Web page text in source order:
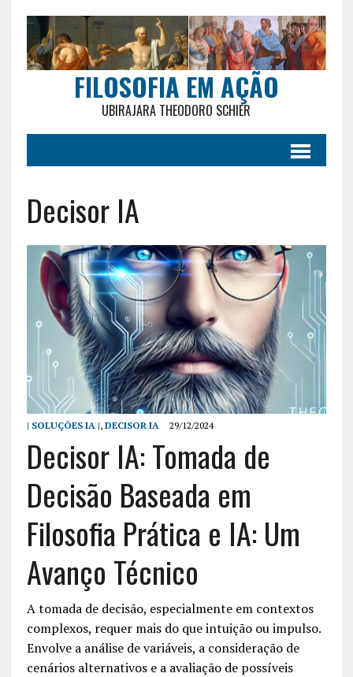
FILOSOFIA EM AÇÃO
UBIRAJARA THEODORO SCHIER
Decisor IA
| SOLUÇÕES IA |, DECISOR IA 29/12/2024
Decisor IA: Tomada de
Decisão Baseada em
Filosofia Prática e IA: Um
Avanço Técnico
A tomada de decisão, especialmente em contextos
complexos, requer mais do que intuição ou impulso.
Envolve a análise de variáveis, a consideração de
cenários alternativos e a avaliação de possíveis